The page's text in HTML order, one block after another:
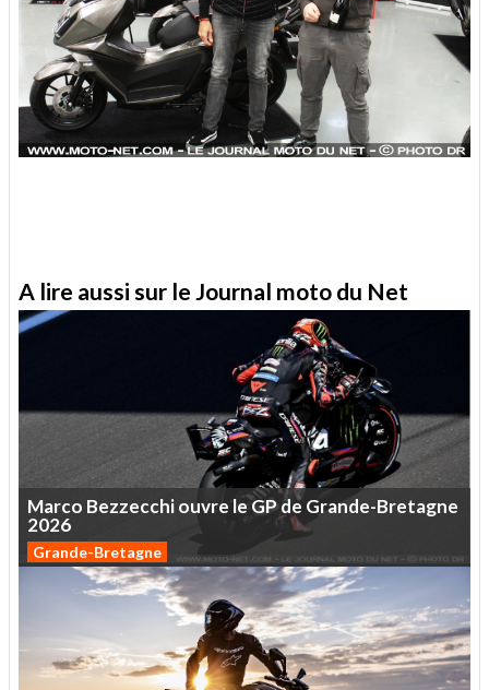
A lire aussi sur le Journal moto du Net
Marco Bezzecchiouvre leGPde Grande-Bretagne
2026
Grande-Bretagne